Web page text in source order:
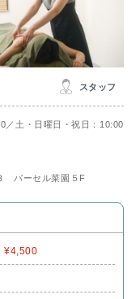
スタッフ
／土・日曜日・祝日：10:00
バーセル菜園５F
¥4,500